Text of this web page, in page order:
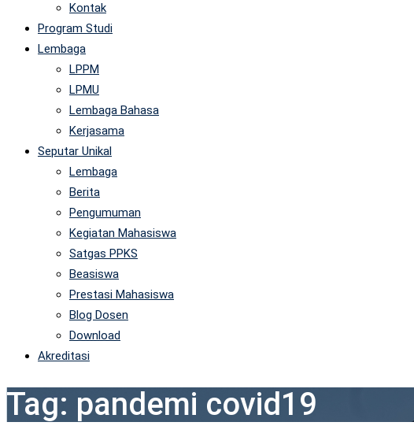
Kontak
Program Studi
Lembaga
LPPM
LPMU
Lembaga Bahasa
Kerjasama
Seputar Unikal
Lembaga
Berita
Pengumuman
Kegiatan Mahasiswa
Satgas PPKS
Beasiswa
Prestasi Mahasiswa
Blog Dosen
Download
Akreditasi
Tag: pandemi covid19